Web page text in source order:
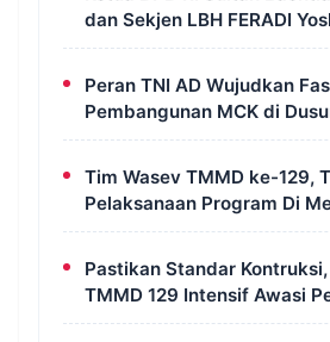
dan Sekjen LBH FERADI
Bahas Geopolitik dan
Peran TNI AD Wujudkan
Pembangunan MCK di
Rampung Dikerjakan
Tim Wasev TMMD ke-129,
Pelaksanaan Program Di
Selatan
Pastikan Standar
TMMD 129 Intensif Awasi
MCK di Wanam